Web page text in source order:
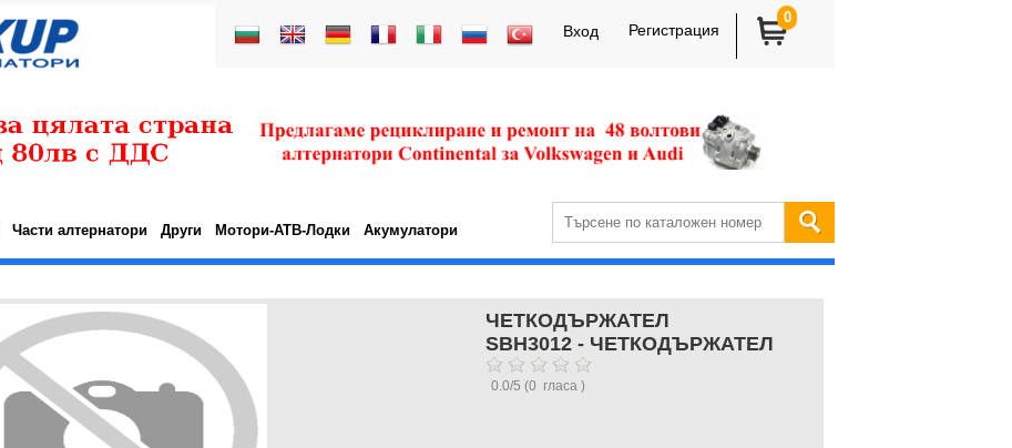
Вход Регистрация
0
Части алтернатори Други Мотори-АТВ-Лодки Акумулатори
ЧЕТКОДЪРЖАТЕЛ
SBH3012 - ЧЕТКОДЪРЖАТЕЛ
0.0/5 (0 гласа )